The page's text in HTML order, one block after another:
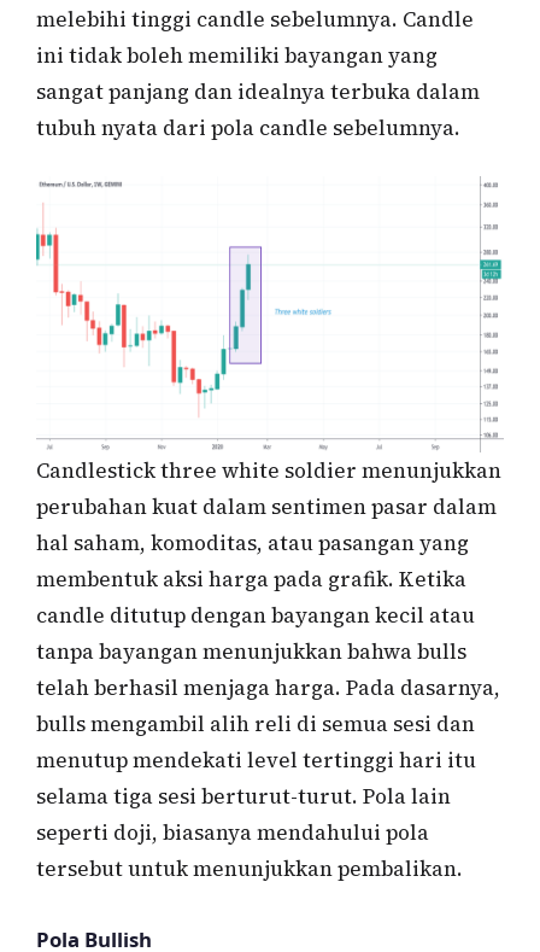
melebihi tinggi candle sebelumnya. Candle
ini tidak boleh memiliki bayangan yang
sangat panjang dan idealnya terbuka dalam
tubuh nyata dari pola candle sebelumnya.
Candlestick three white soldier menunjukkan
perubahan kuat dalam sentimen pasar dalam
hal saham, komoditas, atau pasangan yang
membentuk aksi harga pada grafik. Ketika
candle ditutup dengan bayangan kecil atau
tanpa bayangan menunjukkan bahwa bulls
telah berhasil menjaga harga. Pada dasarnya,
bulls mengambil alih reli di semua sesi dan
menutup mendekati level tertinggi hari itu
selama tiga sesi berturut-turut. Pola lain
seperti doji, biasanya mendahului pola
tersebut untuk menunjukkan pembalikan.
Pola Bullish